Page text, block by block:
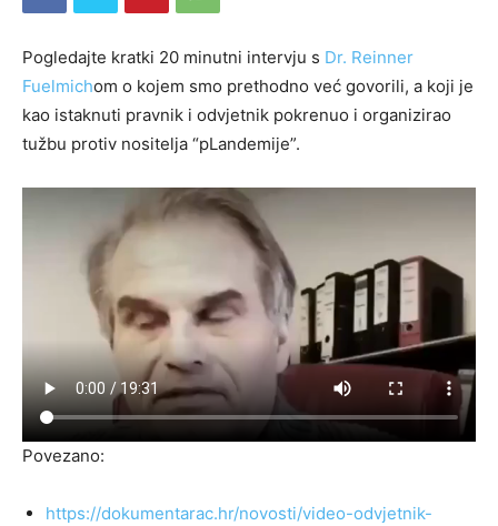
Pogledajte kratki 20 minutni intervju s Dr. Reinner
Fuelmichom o kojem smo prethodno već govorili, a koji je
kao istaknuti pravnik i odvjetnik pokrenuo i organizirao
tužbu protiv nositelja “pLandemije”.
Povezano:
https://dokumentarac.hr/novosti/video-odvjetnik-